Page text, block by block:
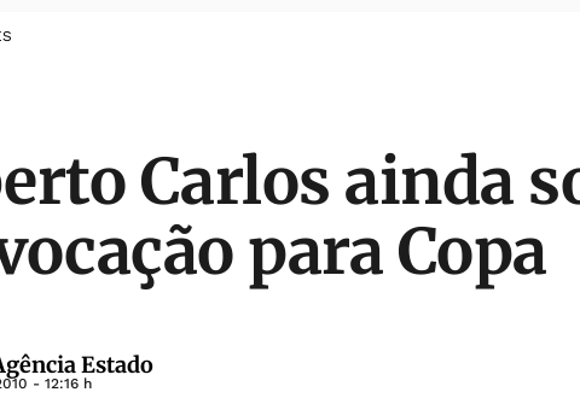
Carlos ainda
para Copa
Estado
- 12:16 h